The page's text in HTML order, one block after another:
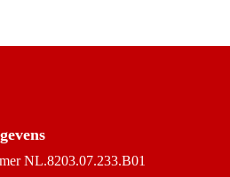
NL.8203.07.233.B01